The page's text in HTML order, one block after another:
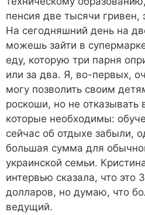
пенсия две тысячи
На сегодняшний день на
можешь зайти в
еду, которую три парня
или за два. Я, во-первых,
могу позволить своим
роскоши, но не отказывать
которые необходимы:
сейчас об отдыхе забыли,
большая сумма для
украинской семьи.
интервью сказала, что это
долларов, но думаю, что
ведущий.